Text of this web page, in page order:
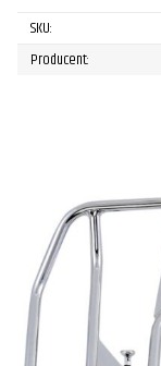
SKU:
Producent: